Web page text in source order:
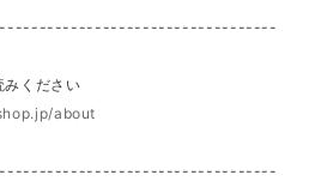
ください
about